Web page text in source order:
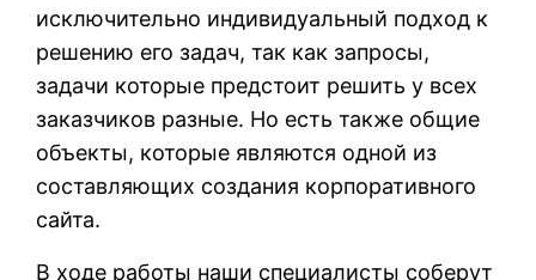
исключительно индивидуальный подход к
решению его задач, так как запросы,
задачи которые предстоит решить у всех
заказчиков разные. Но есть также общие
объекты, которые являются одной из
составляющих создания корпоративного
сайта.
В ходе работы наши специалисты соберут